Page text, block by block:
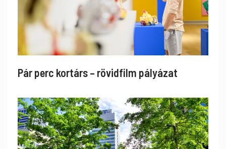
Pár perc kortárs – rövidfilm pályázat